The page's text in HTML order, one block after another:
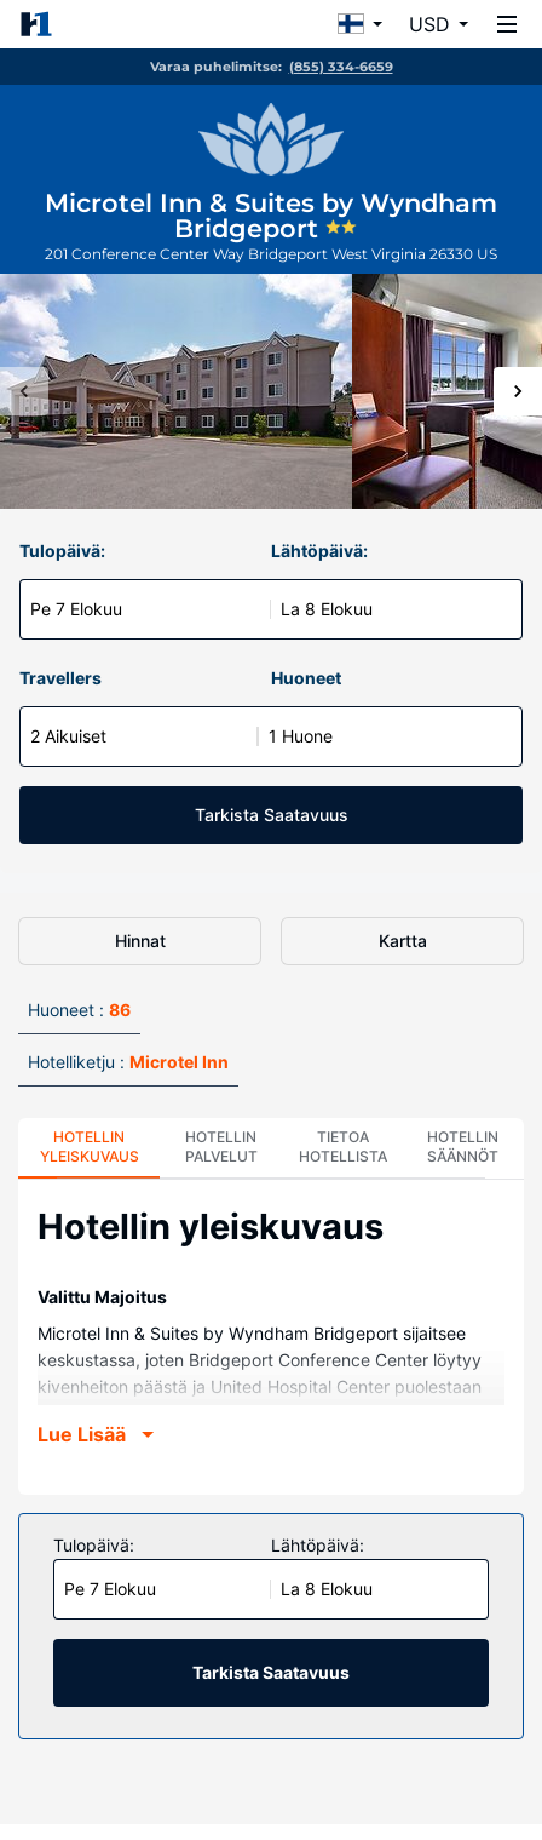
USD
Varaa puhelimitse: (855) 334-6659
Microtel Inn & Suites by Wyndham
Bridgeport
201 Conference Center Way Bridgeport West Virginia 26330 US
Tulopäivä:
Pe 7 Elokuu
Lähtöpäivä:
La 8 Elokuu
Travellers Huoneet
2 Aikuiset 1 Huone
Tarkista Saatavuus
Hinnat Kartta
Huoneet : 86
Hotelliketju : Microtel Inn
HOTELLIN
YLEISKUVAUS
HOTELLIN
PALVELUT
TIETOA
HOTELLISTA
HOTELLIN
SÄÄNNÖT
Hotellin yleiskuvaus
Valittu Majoitus
Microtel Inn & Suites by Wyndham Bridgeport sijaitsee
keskustassa, joten Bridgeport Conference Center löytyy
kivenheiton päästä ja United Hospital Center puolestaan
km:n päässä kohteesta Bridgeport Public Library ja 7,1
Kaikkien 86 huoneen varusteluun kuuluu taulutelevisio.
Käytössäsi on satelliittikanavat ja ilmainen internetyhteys
(langaton ja kiinteä). Huoneissa on oma kylpyhuone, ja sen
varusteluun kuuluu suihkun ja kylpyammeen yhdistelmä,
ilmaiset hygieniatuotteet ja hiustenkuivaaja. Varusteluun
kuuluu tallelokero, työpöytä ja puhelin (ilmaiset
paikallispuhelut).
Kiinteistön miellyttävyys
Lue Lisää
Tulopäivä:
Pe 7 Elokuu
Lähtöpäivä:
La 8 Elokuu
Tarkista Saatavuus